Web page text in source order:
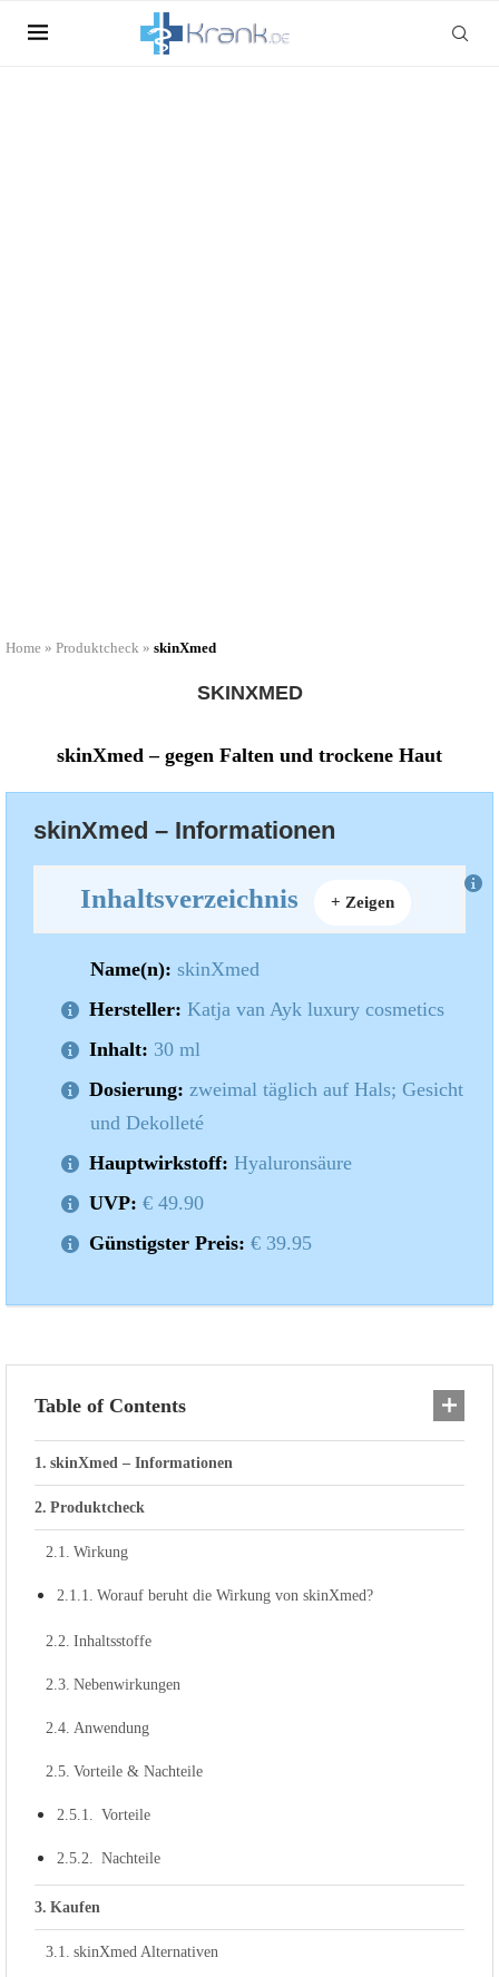
Home » Produktcheck » skinXmed
SKINXMED
skinXmed – gegen Falten und trockene Haut
skinXmed – Informationen
Inhaltsverzeichnis + Zeigen
Name(n): skinXmed
Hersteller: Katja van Ayk luxury cosmetics
Inhalt: 30 ml
Dosierung: zweimal täglich auf Hals; Gesicht
und Dekolleté
Hauptwirkstoff: Hyaluronsäure
UVP: € 49.90
Günstigster Preis: € 39.95
Table of Contents
skinXmed – Informationen
Produktcheck
Wirkung
Worauf beruht die Wirkung von skinXmed?
Inhaltsstoffe
Nebenwirkungen
Anwendung
Vorteile & Nachteile
Vorteile
Nachteile
Kaufen
skinXmed Alternativen